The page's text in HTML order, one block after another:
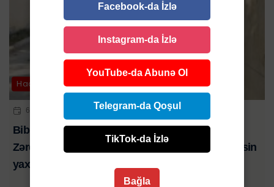
Hadisə
6 AVQ 2026 | 21:01
Bibim həkim səhlənkarlığının qurbanı oldu-
Zərdabda baş verən ağır yol qəzasında ölən şəxsin
yaxını şikayət edib-VİDEO
Facebook-da İzlə
Instagram-da İzlə
YouTube-da Abunə Ol
Telegram-da Qoşul
TikTok-da İzlə
Bağla